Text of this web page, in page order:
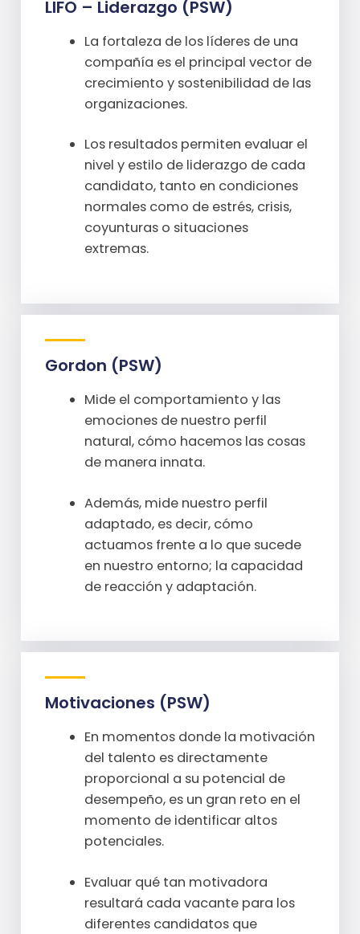
LIFO – Liderazgo (PSW)
La fortaleza de los líderes de una
compañía es el principal vector de
crecimiento y sostenibilidad de las
organizaciones.
Los resultados permiten evaluar el
nivel y estilo de liderazgo de cada
candidato, tanto en condiciones
normales como de estrés, crisis,
coyunturas o situaciones
extremas.
Gordon (PSW)
Mide el comportamiento y las
emociones de nuestro perfil
natural, cómo hacemos las cosas
de manera innata.
Además, mide nuestro perfil
adaptado, es decir, cómo
actuamos frente a lo que sucede
en nuestro entorno; la capacidad
de reacción y adaptación.
Motivaciones (PSW)
En momentos donde la motivación
del talento es directamente
proporcional a su potencial de
desempeño, es un gran reto en el
momento de identificar altos
potenciales.
Evaluar qué tan motivadora
resultará cada vacante para los
diferentes candidatos que